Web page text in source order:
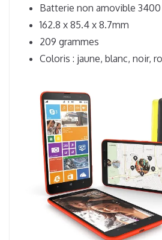
Batterie non amovible 3400
162.8 x 85.4 x 8.7mm
209 grammes
Coloris : jaune, blanc, noir,